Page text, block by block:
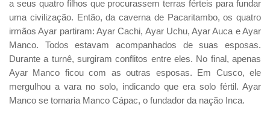
a seus quatro filhos que procurassem terras férteis para fundar
uma civilização. Então, da caverna de Pacaritambo, os quatro
irmãos Ayar partiram: Ayar Cachi, Ayar Uchu, Ayar Auca e Ayar
Manco. Todos estavam acompanhados de suas esposas.
Durante a turnê, surgiram conflitos entre eles. No final, apenas
Ayar Manco ficou com as outras esposas. Em Cusco, ele
mergulhou a vara no solo, indicando que era solo fértil. Ayar
Manco se tornaria Manco Cápac, o fundador da nação Inca.